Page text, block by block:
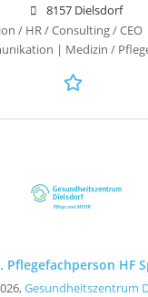
8157 Dielsdorf
/ HR / Consulting /
| Medizin /
Pflegefachperson HF
Gesundheitszentrum